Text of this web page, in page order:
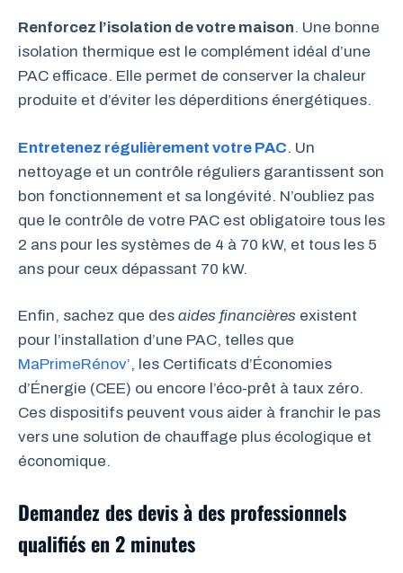
Renforcez l’isolation de votre maison. Une bonne
isolation thermique est le complément idéal d’une
PAC efficace. Elle permet de conserver la chaleur
produite et d’éviter les déperditions énergétiques.
Entretenez régulièrement votre PAC. Un
nettoyage et un contrôle réguliers garantissent son
bon fonctionnement et sa longévité. N’oubliez pas
que le contrôle de votre PAC est obligatoire tous les
2 ans pour les systèmes de 4 à 70 kW, et tous les 5
ans pour ceux dépassant 70 kW.
Enfin, sachez que des aides financières existent
pour l’installation d’une PAC, telles que
MaPrimeRénov’, les Certificats d’Économies
d’Énergie (CEE) ou encore l’éco-prêt à taux zéro.
Ces dispositifs peuvent vous aider à franchir le pas
vers une solution de chauffage plus écologique et
économique.
Demandez des devis à des professionnels
qualifiés en 2 minutes